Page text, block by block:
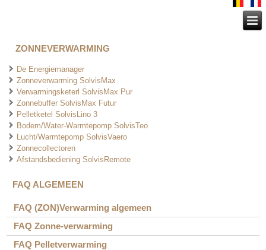
ZONNEVERWARMING
De Energiemanager
Zonneverwarming SolvisMax
Verwarmingsketerl SolvisMax Pur
Zonnebuffer SolvisMax Futur
Pelletketel SolvisLino 3
Bodem/Water-Warmtepomp SolvisTeo
Lucht/Warmtepomp SolvisVaero
Zonnecollectoren
Afstandsbediening SolvisRemote
FAQ ALGEMEEN
FAQ (ZON)Verwarming algemeen
FAQ Zonne-verwarming
FAQ Pelletverwarming